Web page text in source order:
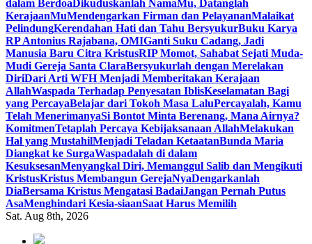
dalam BerdoaDikuduskanlah NamaMu, Datanglah
KerajaanMuMendengarkan Firman dan PelayananMalaikat
PelindungKerendahan Hati dan Tahu BersyukurBuku Karya
RP Antonius Rajabana, OMIGanti Suku Cadang, Jadi
Manusia Baru Citra KristusRIP Momot, Sahabat Sejati Muda-
Mudi Gereja Santa ClaraBersyukurlah dengan Merelakan
DiriDari Arti WFH Menjadi Memberitakan Kerajaan
AllahWaspada Terhadap Penyesatan IblisKeselamatan Bagi
yang PercayaBelajar dari Tokoh Masa LaluPercayalah, Kamu
Telah MenerimanyaSi Bontot Minta Berenang, Mana Airnya?
KomitmenTetaplah Percaya Kebijaksanaan AllahMelakukan
Hal yang MustahilMenjadi Teladan KetaatanBunda Maria
Diangkat ke SurgaWaspadalah di dalam
KesuksesanMenyangkal Diri, Memanggul Salib dan Mengikuti
KristusKristus Membangun GerejaNyaDengarkanlah
DiaBersama Kristus Mengatasi BadaiJangan Pernah Putus
AsaMenghindari Kesia-siaanSaat Harus Memilih
Sat. Aug 8th, 2026